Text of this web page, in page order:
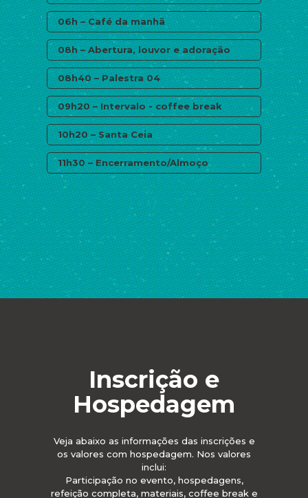
06h – Café da manhã
08h – Abertura, louvor e adoração
08h40 – Palestra 04
09h20 – Intervalo - coffee break
10h20 – Santa Ceia
11h30 – Encerramento/Almoço
Inscrição e
Hospedagem
Veja abaixo as informações das inscrições e
os valores com hospedagem. Nos valores
inclui:
Participação no evento, hospedagens,
refeição completa, materiais, coffee break e